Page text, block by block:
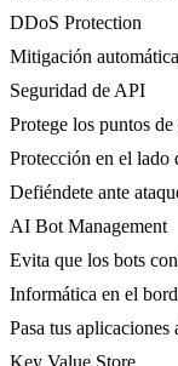
DDoS Protection
Mitigación
Seguridad de API
Protege los puntos
Protección en el lado
Defiéndete ante
AI Bot Management
Evita que los bots
Informática en el
Pasa tus
Key Value Store